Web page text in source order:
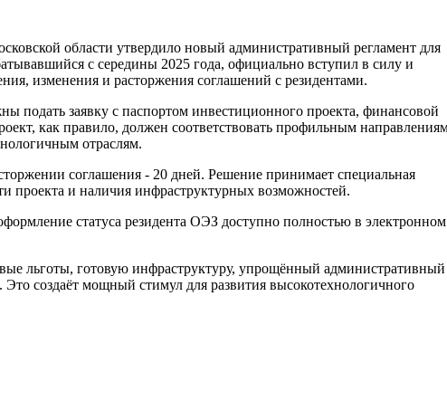
области утвердило новый административный регламент для
с середины 2025 года, официально вступил в силу и
изменения и расторжения соглашений с резидентами.
подать заявку с паспортом инвестиционного проекта, финансовой
как правило, должен соответствовать профильным
отраслям.
соглашения - 20 дней. Решение принимает специальная
проекта и наличия инфраструктурных возможностей.
статуса резидента ОЭЗ доступно полностью в электронном
льготы, готовую инфраструктуру, упрощённый административный
создаёт мощный стимул для развития высокотехнологичного